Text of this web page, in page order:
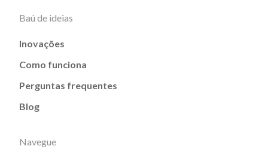
Baú de ideias
Inovações
Como funciona
Perguntas frequentes
Blog
Navegue